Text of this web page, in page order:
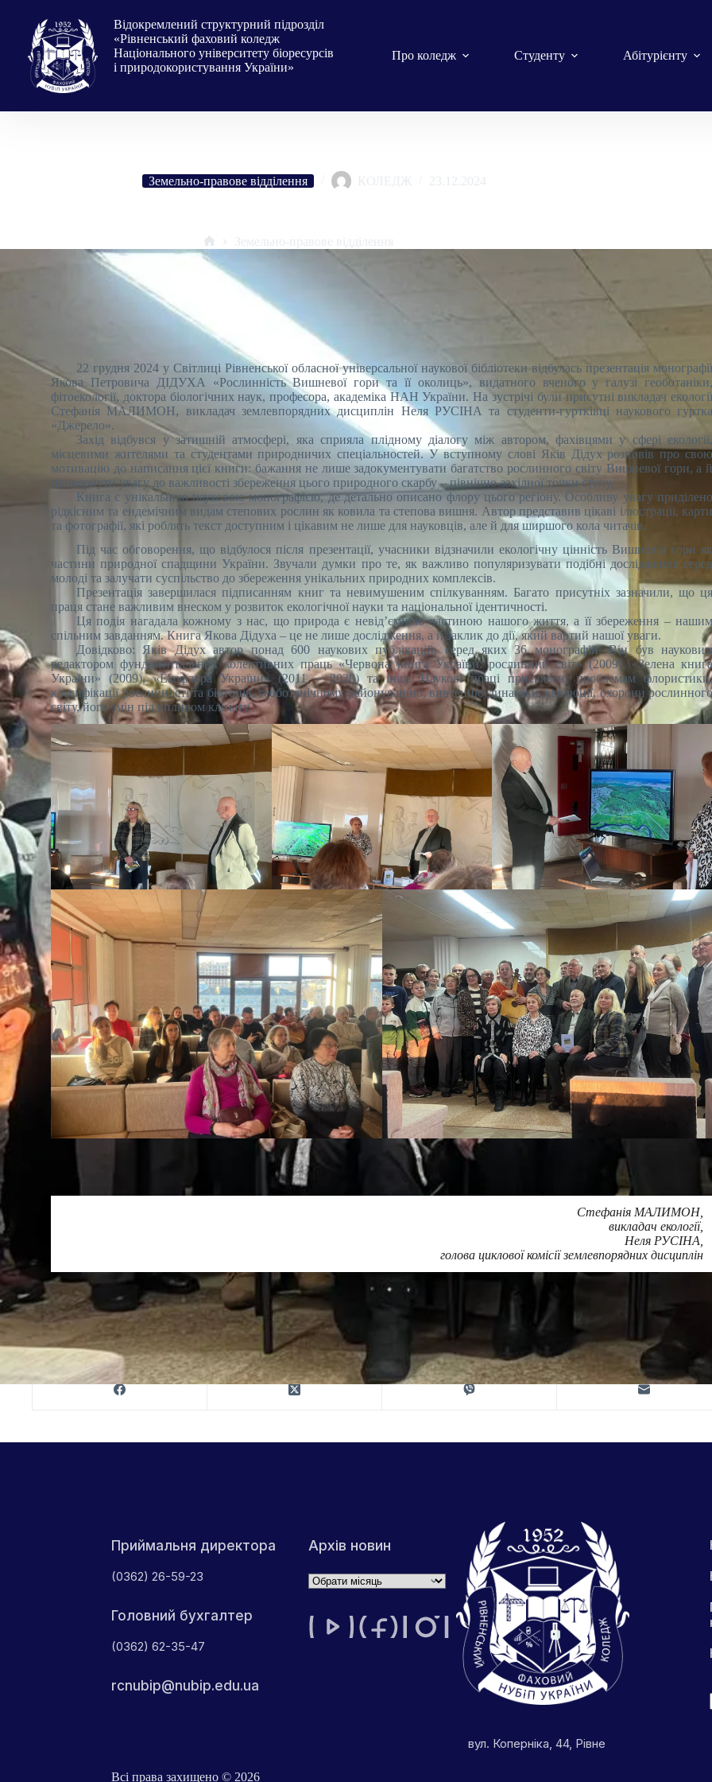
вмісту
Відокремлений структурний підрозділ
«Рівненський фаховий коледж
Національного університету біоресурсів
і природокористування України»
Про коледж Студенту Абітурієнту
Земельно-правове відділення КОЛЕДЖ 23.12.2024
Головна
Земельно-правове відділення
22 грудня 2024 у Світлиці Рівненської обласної універсальної наукової бібліотеки відбулась презентація монографії
Якова Петровича ДІДУХА «Рослинність Вишневої гори та її околиць», видатного вченого у галузі геоботаніки,
фітоекології, доктора біологічних наук, професора, академіка НАН України. На зустрічі були присутні викладач екології
Стефанія МАЛИМОН, викладач землевпорядних дисциплін Неля РУСІНА та студенти-гуртківці наукового гуртка
«Джерело».
Захід відбувся у затишній атмосфері, яка сприяла плідному діалогу між автором, фахівцями у сфері екології,
місцевими жителями та студентами природничих спеціальностей. У вступному слові Яків Дідух розповів про
мотивацію до написання цієї книги: бажання не лише задокументувати багатство рослинного світу Вишневої гори, а й
привернути увагу до важливості збереження цього природного скарбу – північно-західної точки степу.
Книга є унікальною науковою монографією, де детально описано флору цього регіону. Особливу увагу приділено
рідкісним та ендемічним видам степових рослин як ковила та степова вишня. Автор представив цікаві ілюстрації, карти
та фотографії, які роблять текст доступним і цікавим не лише для науковців, але й для ширшого кола читачів.
Під час обговорення, що відбулося після презентації, учасники відзначили екологічну цінність Вишневої гори як
частини природної спадщини України. Звучали думки про те, як важливо популяризувати подібні дослідження серед
молоді та залучати суспільство до збереження унікальних природних комплексів.
Презентація завершилася підписанням книг та невимушеним спілкуванням. Багато присутніх зазначили, що ця
праця стане важливим внеском у розвиток екологічної науки та національної ідентичності.
Ця подія нагадала кожному з нас, що природа є невід’ємною частиною нашого життя, а її збереження –
спільним завданням. Книга Якова Дідуха – це не лише дослідження, а й заклик до дії, який вартий нашої уваги.
Довідково: Яків Дідух автор понад 600 наукових публікацій, серед яких 36 монографій. Він був
редактором фундаментальних колективних праць «Червона книга України: рослинний світ» (2009), «Зелена
України» (2009), «Екофлора України» (2011 – 2020) та інші. Наукові праці присвячені проблемам
класифікації рослинності та біотопів, геоботанічному районуванню, вивченню динаміки, еволюції, охорони
світу, його змін під впливом клімату.
Стефанія МАЛИМОН,
викладач екології,
Неля РУСІНА,
голова циклової комісії землевпорядних дисциплін
Друк
ПОШИРИТИ В МЕРЕЖАХ:
Приймальня директора
(0362) 26-59-23
Головний бухгалтер
(0362) 62-35-47
rcnubip@nubip.edu.ua
Архів новин
Архіви
вул. Коперніка, 44, Рівне
Всі права захищено © 2026